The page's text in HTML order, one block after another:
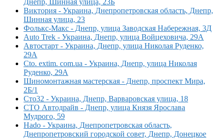
Виктория - Украина, Днепропетровская область, Днепр,
Шинная улица, 23
Фолькс-Макс - Днепр, улица Заводская Набережная, 3Д
Auto Trek - Украина, Днепр, улица Войцеховича, 29А
Автостарт - Украина, Днепр, улица Николая Руденко,
29А
Cto. extim. com.ua - Украина, Днепр, улица Николая
Руденко, 29А
Шиномонтажная мастерская - Днепр, проспект Мира,
2Б/1
Сто32 - Украина, Днепр, Варваровская улица, 18
СТО Автодрайв - Днепр, улица Князя Ярослава
Мудрого, 59
Hado - Украина, Днепропетровская область,
Днепропетровский городской совет, Днепр, Донецкое